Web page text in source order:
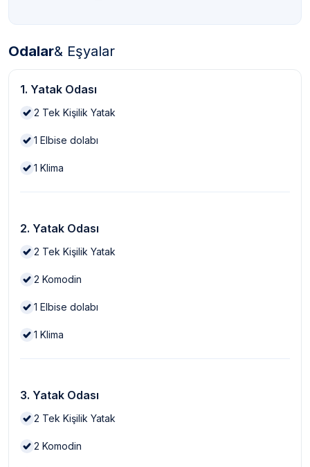
Odalar& Eşyalar
1. Yatak Odası
2 Tek Kişilik Yatak
1 Elbise dolabı
1 Klima
2. Yatak Odası
2 Tek Kişilik Yatak
2 Komodin
1 Elbise dolabı
1 Klima
3. Yatak Odası
2 Tek Kişilik Yatak
2 Komodin